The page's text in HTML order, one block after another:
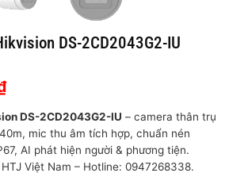
DS-2CD2043G2-IU
DS-2CD2043G2-IU – camera thân trụ
mic thu âm tích hợp, chuẩn nén
AI phát hiện người & phương tiện.
Việt Nam – Hotline: 0947268338.